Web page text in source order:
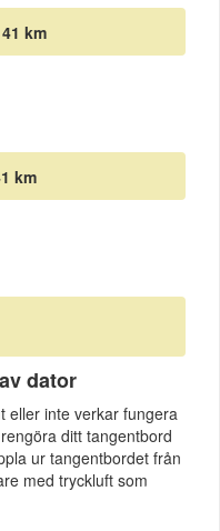
km
km
dator
eller inte verkar fungera
ditt tangentbord
ur tangentbordet från
med tryckluft som